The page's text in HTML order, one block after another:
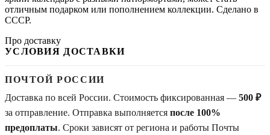
отличным подарком или пополнением коллекции. Сделано в
СССР.
Про доставку
УСЛОВИЯ ДОСТАВКИ
ПОЧТОЙ РОССИИ
Доставка по всей России. Стоимость фиксированная — 500 ₽
за отправление. Отправка выполняется после 100%
предоплаты. Сроки зависят от региона и работы Почты